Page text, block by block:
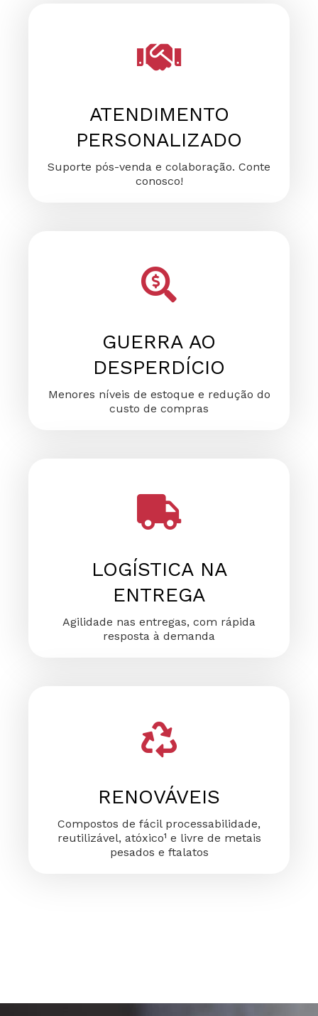
ATENDIMENTO
PERSONALIZADO
Suporte pós-venda e colaboração. Conte
conosco!
GUERRA AO
DESPERDÍCIO
Menores níveis de estoque e redução do
custo de compras
LOGÍSTICA NA
ENTREGA
Agilidade nas entregas, com rápida
resposta à demanda
RENOVÁVEIS
Compostos de fácil processabilidade,
reutilizável, atóxico¹ e livre de metais
pesados e ftalatos